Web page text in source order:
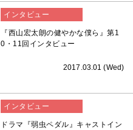
インタビュー
『西山宏太朗の健やかな僕ら』第1
0・11回インタビュー
2017.03.01 (Wed)
インタビュー
ドラマ『弱虫ペダル』キャストイン